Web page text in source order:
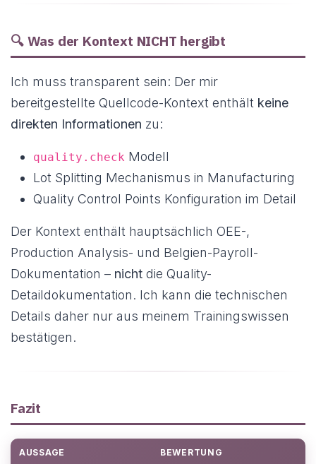
🔍 Was der Kontext NICHT hergibt
Ich muss transparent sein: Der mir
bereitgestellte Quellcode-Kontext enthält keine
direkten Informationen zu:
quality.check Modell
Lot Splitting Mechanismus in Manufacturing
Quality Control Points Konfiguration im Detail
Der Kontext enthält hauptsächlich OEE-,
Production Analysis- und Belgien-Payroll-
Dokumentation – nicht die Quality-
Detaildokumentation. Ich kann die technischen
Details daher nur aus meinem Trainingswissen
bestätigen.
Fazit
AUSSAGE BEWERTUNG